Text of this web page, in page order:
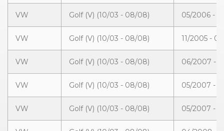
VW Golf (V) (10/03 - 08/08) 05/2006 -
VW Golf (V) (10/03 - 08/08) 11/2005 -
VW Golf (V) (10/03 - 08/08) 06/2007 -
VW Golf (V) (10/03 - 08/08) 05/2007 -
VW Golf (V) (10/03 - 08/08) 05/2007 -